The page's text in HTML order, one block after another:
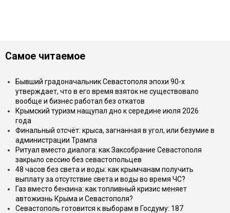
Самое читаемое
Бывший градоначальник Севастополя эпохи 90-х
утверждает, что в его время взяток не существовало
вообще и бизнес работал без откатов
Крымский туризм нащупал дно к середине июля 2026
года
Финальный отсчёт: крыса, загнанная в угол, или безумие в
администрации Трампа
Ритуал вместо диалога: как Заксобрание Севастополя
закрыло сессию без севастопольцев
48 часов без света и воды: как крымчанам получить
выплату за отсутствие света и воды во время ЧС?
Газ вместо бензина: как топливный кризис меняет
автожизнь Крыма и Севастополя?
Севастополь готовится к выборам в Госдуму: 187